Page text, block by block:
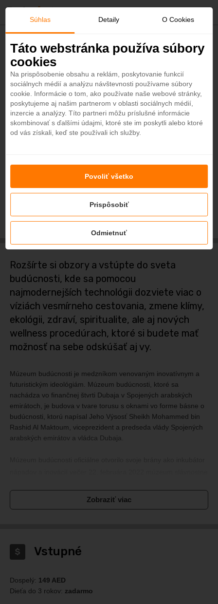
ú
Museum of the Future
Dubaj
2h
+4
Zobraziť mapu
Rozšírte si obzory a vstúpte do sveta
budúcnosti, kde sa pomocou
najmodernejších technológii dozviete viac o
víziách vesmírneho cestovania, zmene klímy,
ekológii, zdraví, spiritualite, ale aj nových
wellness procedúrach, ktoré si budete mať
možnosť na sebe odskúšať aj vy.
Múzeum budúcnosti je medzníkom venovaným inovatívnym a
futuristickým ideológiám. Múzeum budúcnosti, ktoré sa
nachádza vo finančnej štvrti Dubaja v Spojených arabských
emirátoch, je budova v tvare torusu s oknami vo forme básne o
budúcnosti, ktorú napísal Jeho Výsosť Sheikh Mohammed bin
Rashid Al Maktoum, viceprezident a predseda vlády Spojených
arabských emirátov a vládca Dubaja.
viceprezident Spojených arabských emirátov, premiér a vládca
Dubaja, pri tejto príležitosti so žiarivou svetelnou šou.
minulosti. Hovorí sa, že všetko v múzeu je podľa predpovedí v
roku 2071.
Zobraziť viac
Vstupné
Dospelý: 149 AED
Dieťa do 3 rokov: zadarmo
Súhlas Detaily O Cookies
Táto webstránka používa súbory
cookies
Na prispôsobenie obsahu a reklám, poskytovanie funkcií
sociálnych médií a analýzu návštevnosti používame súbory
cookie. Informácie o tom, ako používate naše webové stránky,
poskytujeme aj našim partnerom v oblasti sociálnych médií,
inzercie a analýzy. Títo partneri môžu príslušné informácie
skombinovať s ďalšími údajmi, ktoré ste im poskytli alebo ktoré
od vás získali, keď ste používali ich služby.
Odmietnuť
Prispôsobiť
Povoliť všetko